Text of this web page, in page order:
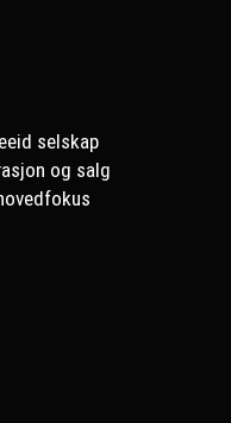
selskap
og salg